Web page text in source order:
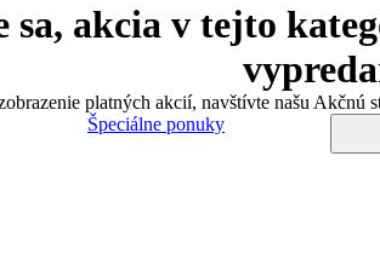
sa, akcia v tejto
platných akcií, navštívte našu Akčnú
Špeciálne ponuky